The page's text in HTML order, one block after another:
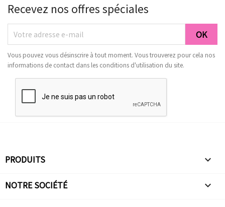
Recevez nos offres spéciales
Vous pouvez vous désinscrire à tout moment. Vous trouverez pour cela nos
informations de contact dans les conditions d'utilisation du site.
PRODUITS 
NOTRE SOCIÉTÉ 